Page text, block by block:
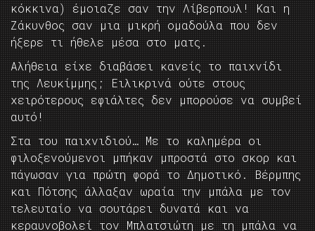
κόκκινα) έμοιαζε σαν την Λίβερπουλ! Και η
Ζάκυνθος σαν μια μικρή ομαδούλα που δεν
ήξερε τι ήθελε μέσα στο ματς.
Αλήθεια είχε διαβάσει κανείς το παιχνίδι
της Λευκίμμης; Ειλικρινά ούτε στους
χειρότερους εφιάλτες δεν μπορούσε να συμβεί
αυτό!
Στα του παιχνιδιού… Με το καλημέρα οι
φιλοξενούμενοι μπήκαν μπροστά στο σκορ και
πάγωσαν για πρώτη φορά το Δημοτικό. Βέρμπης
και Πότσης άλλαξαν ωραία την μπάλα με τον
τελευταίο να σουτάρει δυνατά και να
κεραυνοβολεί τον Μπλατσιώτη με τη μπάλα να